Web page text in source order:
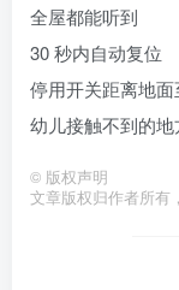
全屋都能听到
30 秒内自动复位
停用开关距离地
幼儿接触不到的地
© 版权声明
文章版权归作者所有